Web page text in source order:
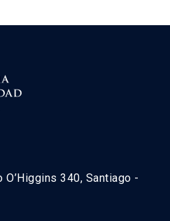
340, Santiago -